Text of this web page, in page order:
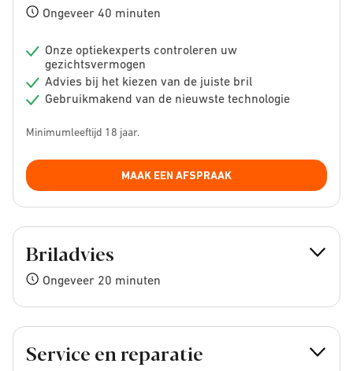
Ongeveer 40 minuten
Onze optiekexperts controleren uw
gezichtsvermogen
Advies bij het kiezen van de juiste bril
Gebruikmakend van de nieuwste technologie
Minimumleeftijd 18 jaar.
MAAK EEN AFSPRAAK
Briladvies
Ongeveer 20 minuten
Service en reparatie